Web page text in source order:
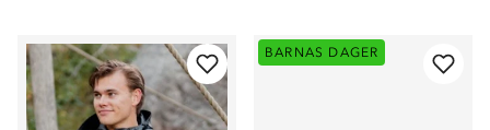
BARNAS DAGER